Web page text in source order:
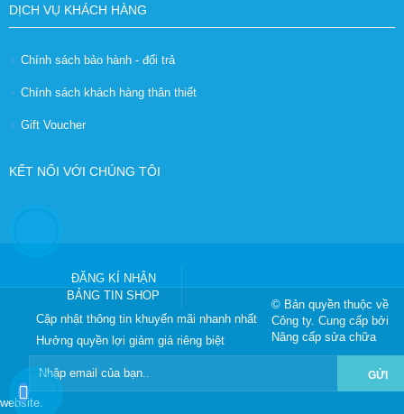
DỊCH VỤ KHÁCH HÀNG
Chính sách bảo hành - đổi trả
Chính sách khách hàng thân thiết
Gift Voucher
KẾT NỐI VỚI CHÚNG TÔI
ĐĂNG KÍ NHẬN
BẢNG TIN SHOP
Cập nhật thông tin khuyến mãi nhanh nhất
Hưởng quyền lợi giảm giá riêng biệt
GỬI
© Bản quyền thuộc về
Công ty. Cung cấp bởi
Nâng cấp sửa chữa
website